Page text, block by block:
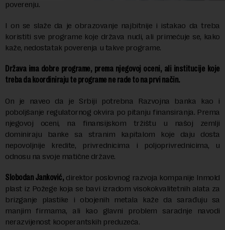
poverenju.
I on se slaže da je obrazovanje najbitnije i istakao da treba
koristiti sve programe koje država nudi, ali primećuje se, kako
kaže, nedostatak poverenja u takve programe.
Država ima dobre programe, prema njegovoj oceni, ali institucije koje
treba da koordiniraju te programe ne rade to na prvi način.
On je naveo da je Srbiji potrebna Razvojna banka kao i
poboljšanje regulatornog okvira po pitanju finansiranja. Prema
njegovoj oceni, na finansijskom tržištu u našoj zemlji
dominiraju banke sa stranim kapitalom koje daju dosta
nepovoljnije kredite, privrednicima i poljoprivrednicima, u
odnosu na svoje matične države.
Slobodan Janković, direktor poslovnog razvoja kompanije Inmold
plast iz Požege koja se bavi izradom visokokvalitetnih alata za
brizganje plastike i obojenih metala kaže da sarađuju sa
manjim firmama, ali kao glavni problem saradnje navodi
nerazvijenost kooperantskih preduzeća.